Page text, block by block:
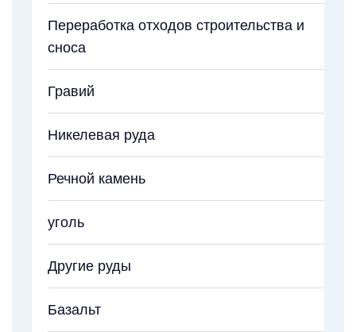
Переработка отходов строительства и
сноса
Гравий
Никелевая руда
Речной камень
уголь
Другие руды
Базальт